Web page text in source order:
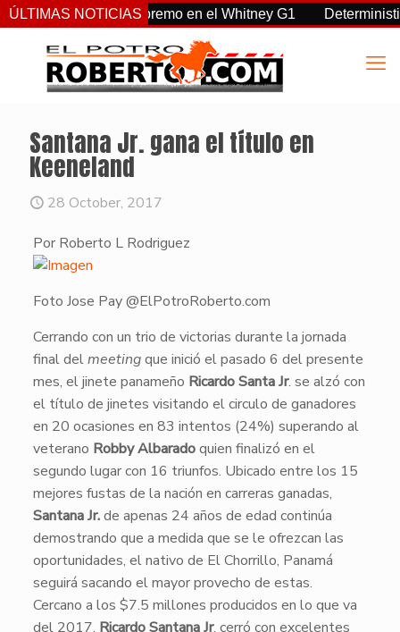
ÚLTIMAS NOTICIASsupremo en el Whitney G1 Deterministic:
Santana Jr. gana el título en
Keeneland
28 October, 2017
Por Roberto L Rodriguez
Foto Jose Pay @ElPotroRoberto.com
​Cerrando con un trio de victorias durante la jornada
final delmeetingque inició el pasado 6 del presente
mes, el jinete panameño Ricardo Santa Jr. se alzó con
el título de jinetes visitando el circulo de ganadores
en 20 ocasiones en 83 intentos (24%) superando al
veterano Robby Albaradoquien finalizó en el
segundo lugar con 16 triunfos. Ubicado entre los 15
mejores fustas de la nación en carreras ganadas,
Santana Jr.de apenas 24 años de edad continúa
demostrando que a medida que se le ofrezcan las
oportunidades, el nativo de El Chorrillo, Panamá
seguirá sacando el mayor provecho de estas.
​Cercano a los $7.5 millones producidos en lo que va
del 2017, Ricardo Santana Jr. cerró con excelentes